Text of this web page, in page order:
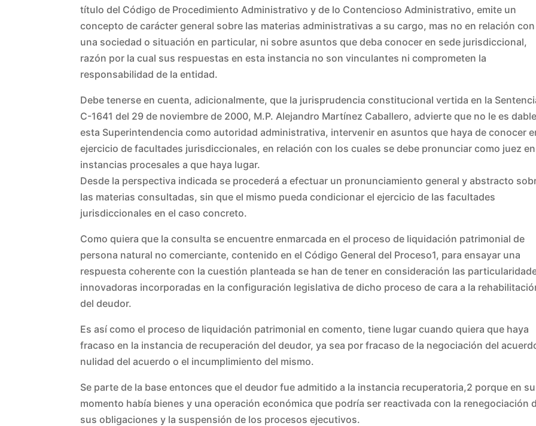
título del Código de Procedimiento Administrativo y de lo Contencioso Administrativo, emite un
concepto de carácter general sobre las materias administrativas a su cargo, mas no en relación con
una sociedad o situación en particular, ni sobre asuntos que deba conocer en sede jurisdiccional,
razón por la cual sus respuestas en esta instancia no son vinculantes ni comprometen la
responsabilidad de la entidad.
Debe tenerse en cuenta, adicionalmente, que la jurisprudencia constitucional vertida en la
C-1641 del 29 de noviembre de 2000, M.P. Alejandro Martínez Caballero, advierte que no le es
esta Superintendencia como autoridad administrativa, intervenir en asuntos que haya de conocer
ejercicio de facultades jurisdiccionales, en relación con los cuales se debe pronunciar como juez
instancias procesales a que haya lugar.
Desde la perspectiva indicada se procederá a efectuar un pronunciamiento general y abstracto
las materias consultadas, sin que el mismo pueda condicionar el ejercicio de las facultades
jurisdiccionales en el caso concreto.
Como quiera que la consulta se encuentre enmarcada en el proceso de liquidación patrimonial de
persona natural no comerciante, contenido en el Código General del Proceso1, para ensayar una
respuesta coherente con la cuestión planteada se han de tener en consideración las
innovadoras incorporadas en la configuración legislativa de dicho proceso de cara a la
del deudor.
Es así como el proceso de liquidación patrimonial en comento, tiene lugar cuando quiera que haya
fracaso en la instancia de recuperación del deudor, ya sea por fracaso de la negociación del
nulidad del acuerdo o el incumplimiento del mismo.
Se parte de la base entonces que el deudor fue admitido a la instancia recuperatoria,2 porque en su
momento había bienes y una operación económica que podría ser reactivada con la renegociación
sus obligaciones y la suspensión de los procesos ejecutivos.